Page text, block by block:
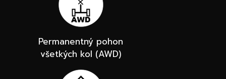
Permanentný pohon
všetkých kol (AWD)